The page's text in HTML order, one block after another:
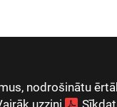
nodrošinātu
uzzini